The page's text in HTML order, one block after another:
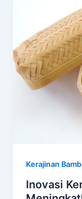
Kerajinan
Inovasi